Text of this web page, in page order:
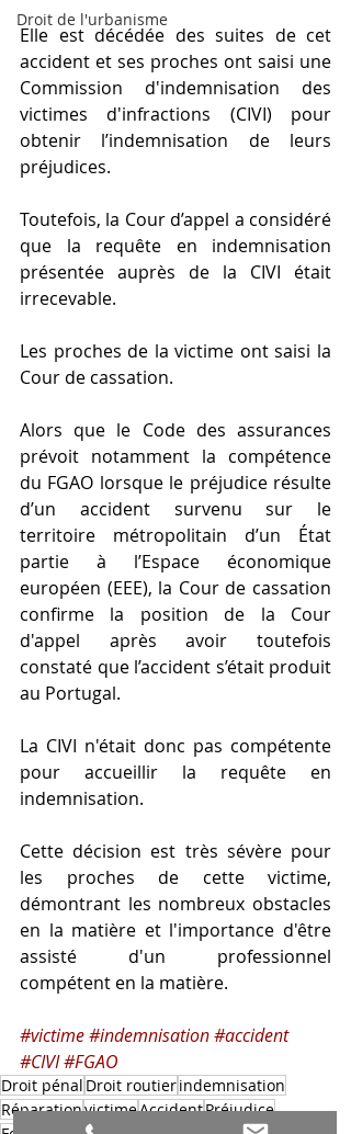
Droit de l'urbanisme
Elle est décédée des suites de cet
accident et ses proches ont saisi une
Commission d'indemnisation des
victimes d'infractions (CIVI) pour
obtenir l’indemnisation de leurs
préjudices.
Toutefois, la Cour d’appel a considéré
que la requête en indemnisation
présentée auprès de la CIVI était
irrecevable.
Les proches de la victime ont saisi la
Cour de cassation.
Alors que le Code des assurances
prévoit notamment la compétence
du FGAO lorsque le préjudice résulte
d’un accident survenu sur le
territoire métropolitain d’un État
partie à l’Espace économique
européen (EEE), la Cour de cassation
confirme la position de la Cour
d'appel après avoir toutefois
constaté que l’accident s’était produit
au Portugal.
La CIVI n'était donc pas compétente
pour accueillir la requête en
indemnisation.
Cette décision est très sévère pour
les proches de cette victime,
démontrant les nombreux obstacles
en la matière et l'importance d'être
assisté d'un professionnel
compétent en la matière.
#victime#indemnisation#accident
#CIVI#FGAO
Droit pénal Droit routierindemnisation
RéparationvictimeAccidentPréjudice